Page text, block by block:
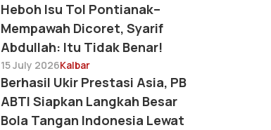
Heboh Isu Tol Pontianak–
Mempawah Dicoret, Syarif
Abdullah: Itu Tidak Benar!
15 July 2026Kalbar
Berhasil Ukir Prestasi Asia, PB
ABTI Siapkan Langkah Besar
Bola Tangan Indonesia Lewat